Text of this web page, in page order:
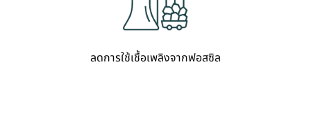
ลดการใช้เชื้อเพลิงจากฟอสซิล